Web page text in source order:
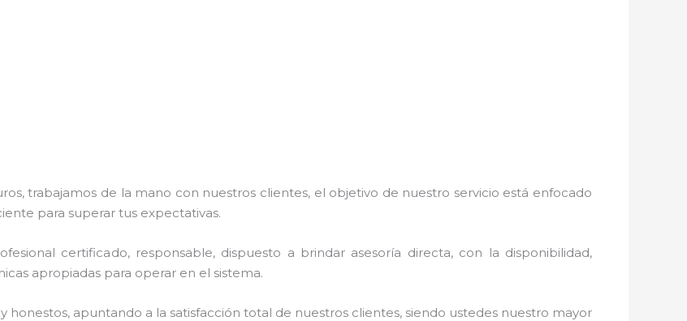
trabajamos de la mano con nuestros clientes, el objetivo de nuestro servicio está enfocado
para superar tus expectativas.
certificado, responsable, dispuesto a brindar asesoría directa, con la disponibilidad,
apropiadas para operar en el sistema.
honestos, apuntando a la satisfacción total de nuestros clientes, siendo ustedes nuestro mayor